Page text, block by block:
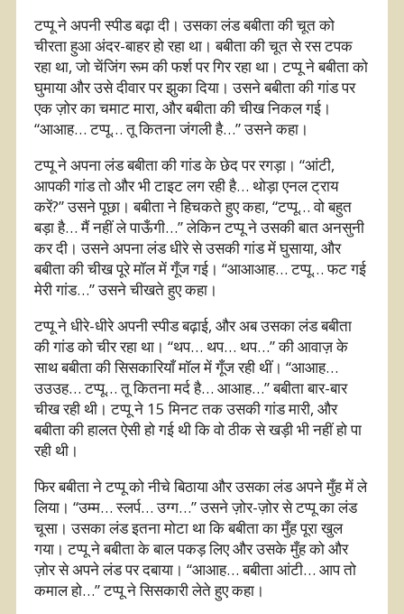
टप्पू ने अपनी स्पीड बढ़ा दी। उसका लंड बबीता की चूत को
चीरता हुआ अंदर-बाहर हो रहा था। बबीता की चूत से रस टपक
रहा था, जो चेंजिंग रूम की फर्श पर गिर रहा था। टप्पू ने बबीता को
घुमाया और उसे दीवार पर झुका दिया। उसने बबीता की गांड पर
एक ज़ोर का चमाट मारा, और बबीता की चीख निकल गई।
“आआह… टप्पू… तू कितना जंगली है…” उसने कहा।
टप्पू ने अपना लंड बबीता की गांड के छेद पर रगड़ा। “आंटी,
आपकी गांड तो और भी टाइट लग रही है… थोड़ा एनल ट्राय
करें?” उसने पूछा। बबीता ने हिचकते हुए कहा, “टप्पू… वो बहुत
बड़ा है… मैं नहीं ले पाऊँगी…” लेकिन टप्पू ने उसकी बात अनसुनी
कर दी। उसने अपना लंड धीरे से उसकी गांड में घुसाया, और
बबीता की चीख पूरे मॉल में गूँज गई। “आआआह… टप्पू… फट गई
मेरी गांड…” उसने चीखते हुए कहा।
टप्पू ने धीरे-धीरे अपनी स्पीड बढ़ाई, और अब उसका लंड बबीता
की गांड को चीर रहा था। “थप… थप… थप…” की आवाज़ के
साथ बबीता की सिसकारियाँ मॉल में गूँज रही थीं। “आआह…
उउउह… टप्पू… तू कितना मर्द है… आआह…” बबीता बार-बार
चीख रही थी। टप्पू ने 15 मिनट तक उसकी गांड मारी, और
बबीता की हालत ऐसी हो गई थी कि वो ठीक से खड़ी भी नहीं हो पा
रही थी।
फिर बबीता ने टप्पू को नीचे बिठाया और उसका लंड अपने मुँह में ले
लिया। “उम्म… स्लर्प… उग्ग…” उसने ज़ोर-ज़ोर से टप्पू का लंड
चूसा। उसका लंड इतना मोटा था कि बबीता का मुँह पूरा खुल
गया। टप्पू ने बबीता के बाल पकड़ लिए और उसके मुँह को और
ज़ोर से अपने लंड पर दबाया। “आआह… बबीता आंटी… आप तो
कमाल हो…” टप्पू ने सिसकारी लेते हुए कहा।